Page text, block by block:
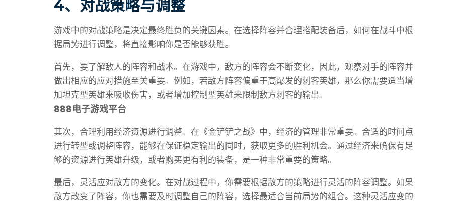
4、对战策略与调整
游戏中的对战策略是决定最终胜负的关键因素。在选择阵容并合理搭配装备后，如何在战斗中根
据局势进行调整，将直接影响你是否能够获胜。
首先，要了解敌人的阵容和战术。在游戏中，敌方的阵容会不断变化，因此，观察对手的阵容并
做出相应的应对措施至关重要。例如，若敌方阵容偏重于高爆发的刺客英雄，那么你需要适当增
加坦克型英雄来吸收伤害，或者增加控制型英雄来限制敌方刺客的输出。
888电子游戏平台
其次，合理利用经济资源进行调整。在《金铲铲之战》中，经济的管理非常重要。合适的时间点
进行转型或调整阵容，能够在保证稳定输出的同时，获取更多的胜利机会。通过经济来确保有足
够的资源进行英雄升级，或者购买更有利的装备，是一种非常重要的策略。
最后，灵活应对敌方的变化。在对战过程中，你需要根据敌方的策略进行灵活的阵容调整。如果
敌方改变了阵容，你也需要及时调整自己的阵容，选择最适合当前局势的组合。这种灵活应变的